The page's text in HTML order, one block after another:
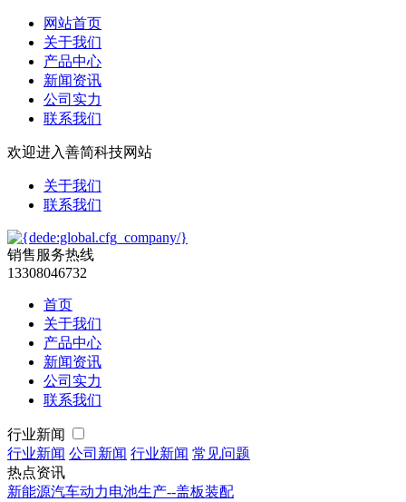
网站首页
关于我们
产品中心
新闻资讯
公司实力
联系我们
欢迎进入善简科技网站
关于我们
联系我们
销售服务热线
13308046732
首页
关于我们
产品中心
新闻资讯
公司实力
联系我们
行业新闻
行业新闻 公司新闻 行业新闻 常见问题
热点资讯
新能源汽车动力电池生产--盖板装配